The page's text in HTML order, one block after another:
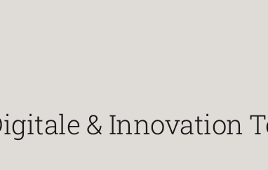
& Innovation